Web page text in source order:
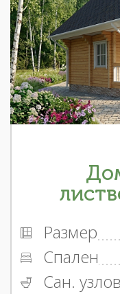
Размер
Спален
Сан. узлов